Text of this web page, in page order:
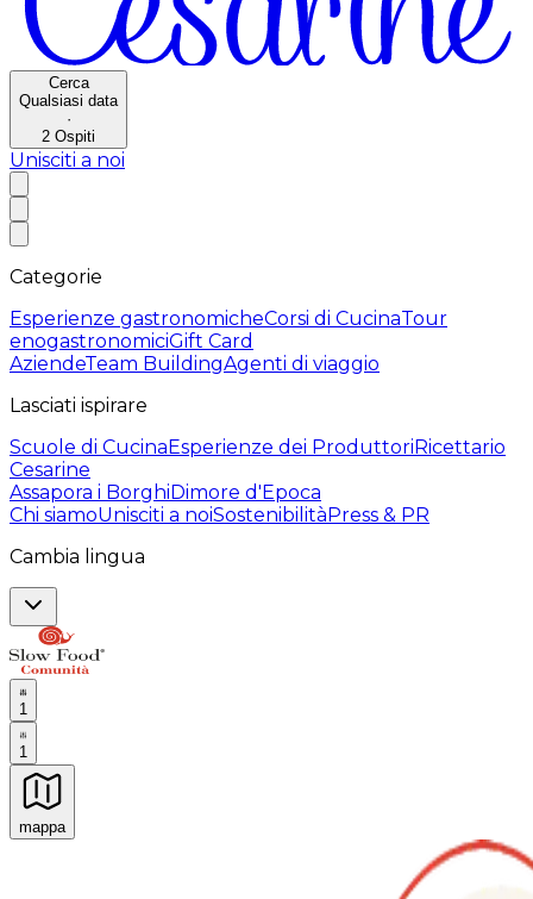
Cerca
Qualsiasi data
·
2 Ospiti
Unisciti a noi
Categorie
Esperienze gastronomicheCorsi di CucinaTour
enogastronomiciGift Card
AziendeTeam BuildingAgenti di viaggio
Lasciati ispirare
Scuole di CucinaEsperienze dei ProduttoriRicettario
Cesarine
Assapora i BorghiDimore d'Epoca
Chi siamoUnisciti a noiSostenibilitàPress & PR
Cambia lingua
1
1
mappa
Esperienze culinarie indimenticabili: Esperienze